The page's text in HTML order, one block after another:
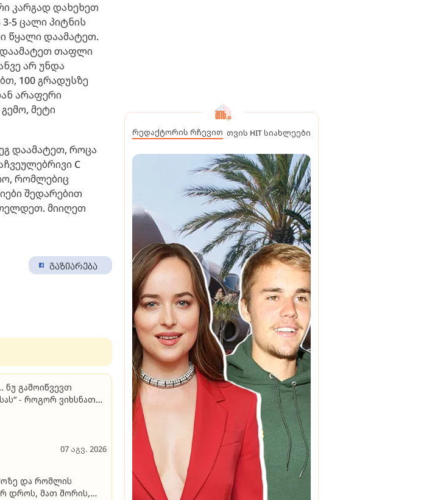
კარგად დახეხეთ
5 ცალი პიტნის
წყალი დაამატეთ.
დაამატეთ თაფლი
არ უნდა
100 გრადუსზე
არაფერი
მეტი
დაამატეთ, როცა
C
რომლებიც
შედარებით
მიიღეთ
გაზიარება
ნუ გამოიწვევთ
- როგორ ვიხსნათ
07 აგვ. 2026
და რომლის
დროს, მათ შორის,
რედაქტორის რჩევით თვის HIT სიახლეები